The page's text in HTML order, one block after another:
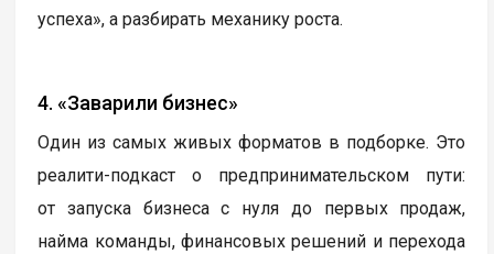
успеха», а разбирать механику роста.
4. «Заварили бизнес»
Один из самых живых форматов в подборке. Это
реалити-подкаст о предпринимательском пути:
от запуска бизнеса с нуля до первых продаж,
найма команды, финансовых решений и перехода